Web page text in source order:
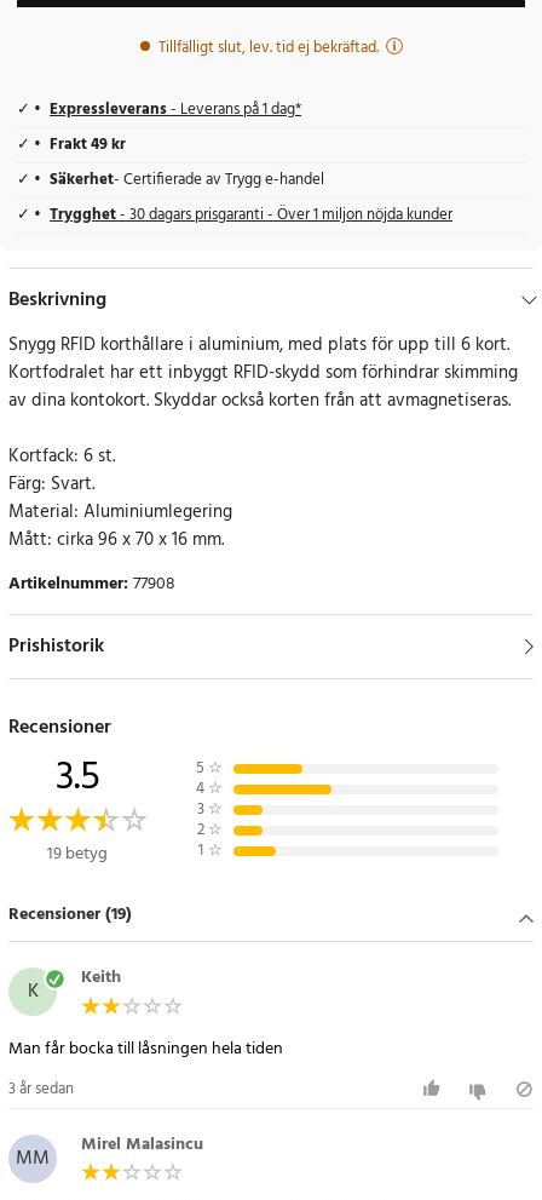
Tillfälligt slut, lev. tid ej bekräftad.
Expressleverans- Leverans på 1 dag*
Frakt 49 kr
Säkerhet- Certifierade av Trygg e-handel
Trygghet- 30 dagars prisgaranti - Över 1 miljon nöjda kunder
Beskrivning
Snygg RFID korthållare i aluminium, med plats för upp till 6 kort.
Kortfodralet har ett inbyggt RFID-skydd som förhindrar skimming
av dina kontokort. Skyddar också korten från att avmagnetiseras.
Kortfack: 6 st.
Färg: Svart.
Material: Aluminiumlegering
Mått: cirka 96 x 70 x 16 mm.
Artikelnummer:77908
Prishistorik
Recensioner
3.5
19 betyg
5 ☆
4 ☆
3 ☆
2 ☆
1 ☆
Recensioner (19)
K Keith
Man får bocka till låsningen hela tiden
3 år sedan
MM Mirel Malasincu